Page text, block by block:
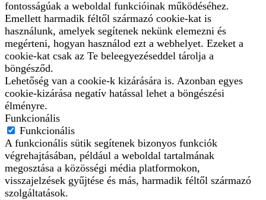
fontosságúak a weboldal funkcióinak működéséhez.
Emellett harmadik féltől származó cookie-kat is
használunk, amelyek segítenek nekünk elemezni és
megérteni, hogyan használod ezt a webhelyet. Ezeket a
cookie-kat csak az Te beleegyezéseddel tárolja a
böngésződ.
Lehetőség van a cookie-k kizárására is. Azonban egyes
cookie-kizárása negatív hatással lehet a böngészési
élményre.
Funkcionális
Funkcionális
A funkcionális sütik segítenek bizonyos funkciók
végrehajtásában, például a weboldal tartalmának
megosztása a közösségi média platformokon,
visszajelzések gyűjtése és más, harmadik féltől származó
szolgáltatások.